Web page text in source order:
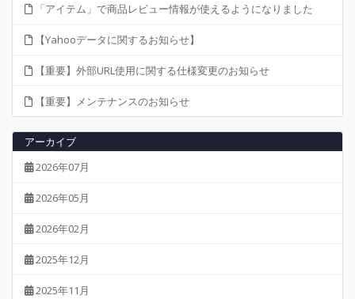
「アイテム」で商品レビュー情報が使えるようになりました
【Yahooデータに関するお知らせ】
【重要】外部URL使用に関する仕様変更のお知らせ
【重要】メンテナンスのお知らせ
アーカイブ
2026年07月
2026年05月
2026年02月
2025年12月
2025年11月